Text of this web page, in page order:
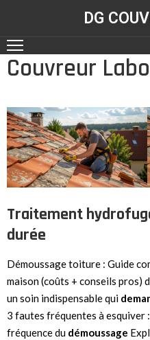
DG
ACCUEIL
RÉALISATIONS
CONTACT
NOS
SERVICES
Couvreur
Traitement
durée
Démoussage toiture : Guide
maison (coûts + conseils pros)
un soin indispensable qui
3 fautes fréquentes à esquiver
fréquence du démoussage